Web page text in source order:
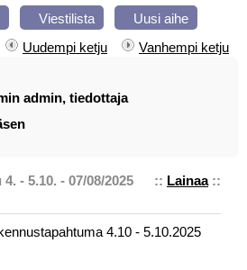
Viestilista
Uusi aihe
Uudempi ketju
Vanhempi ketju
admin, tiedottaja
:: Lainaa::
- 5.10. - 07/08/2025
4.10 - 5.10.2025